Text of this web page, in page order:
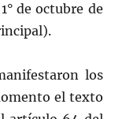
de octubre de
los
el texto